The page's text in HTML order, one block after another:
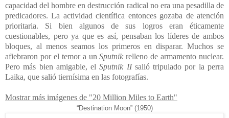
capacidad del hombre en destrucción radical no era una pesadilla de
predicadores. La actividad científica entonces gozaba de atención
prioritaria. Si bien algunos de sus logros eran éticamente
cuestionables, pero ya que es así, pensaban los líderes de ambos
bloques, al menos seamos los primeros en disparar. Muchos se
afiebraron por el temor a unSputnik relleno de armamento nuclear.
Pero más bien amigable, elSputnik IIsalió tripulado por la perra
Laika, que salió tiernísima en las fotografías.
Mostrar más imágenes de "20 Million Miles to Earth"
“Destination Moon” (1950)